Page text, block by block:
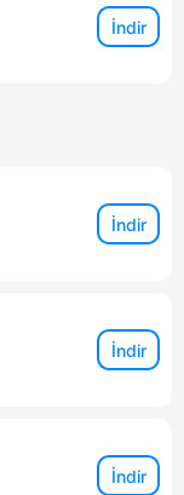
İndir
İndir
İndir
İndir